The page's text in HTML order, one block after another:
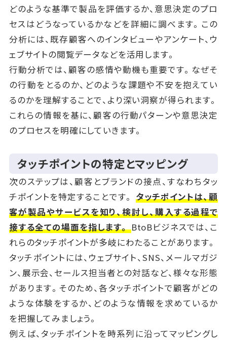
どのような基準で製品を評価するか、意思決定のプロ
セスはどうなっているかなどを詳細に調べます。この
分析には、既存顧客へのインタビューやアンケート、ウ
ェブサイトの閲覧データなどを活用します。
行動分析では、顧客の感情や動機も重要です。なぜそ
の行動をとるのか、どのような課題や不安を抱えてい
るのかを理解することで、より深い洞察が得られます。
これらの情報を基に、顧客の行動パターンや意思決定
のプロセスを明確にしていきます。
タッチポイントの特定とマッピング
次のステップは、顧客とブランドの接点、すなわちタッ
チポイントを特定することです。 タッチポイントは、顧
客が製品やサービスを知り、検討し、購入する過程で
接する全ての場面を指します。BtoBビジネスでは、こ
れらのタッチポイントが多岐にわたることがあります。
タッチポイントには、ウェブサイト、SNS、メールマガジ
ン、展示会、セールス担当者との対話など、様々な形態
があります。そのため、各タッチポイントで顧客がどの
ような体験をするか、どのような情報を求めているか
を把握してみましょう。
例えば、タッチポイントを時系列に沿ってマッピングし